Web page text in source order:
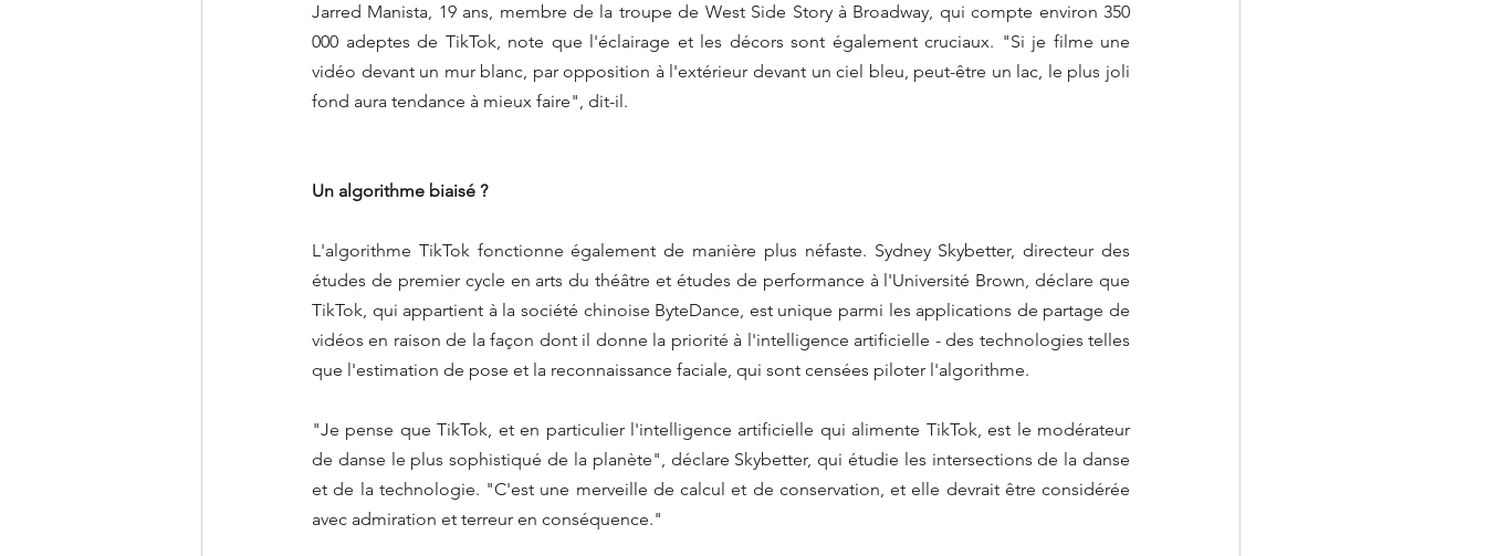
Jarred Manista, 19 ans, membre de la troupe de West Side Story à Broadway, qui compte environ 350
000 adeptes de TikTok, note que l'éclairage et les décors sont également cruciaux. "Si je filme une
vidéo devant un mur blanc, par opposition à l'extérieur devant un ciel bleu, peut-être un lac, le plus joli
fond aura tendance à mieux faire", dit-il.
Un algorithme biaisé ?
L'algorithme TikTok fonctionne également de manière plus néfaste. Sydney Skybetter, directeur des
études de premier cycle en arts du théâtre et études de performance à l'Université Brown, déclare que
TikTok, qui appartient à la société chinoise ByteDance, est unique parmi les applications de partage de
vidéos en raison de la façon dont il donne la priorité à l'intelligence artificielle - des technologies telles
que l'estimation de pose et la reconnaissance faciale, qui sont censées piloter l'algorithme.
"Je pense que TikTok, et en particulier l'intelligence artificielle qui alimente TikTok, est le modérateur
de danse le plus sophistiqué de la planète", déclare Skybetter, qui étudie les intersections de la danse
et de la technologie. "C'est une merveille de calcul et de conservation, et elle devrait être considérée
avec admiration et terreur en conséquence."